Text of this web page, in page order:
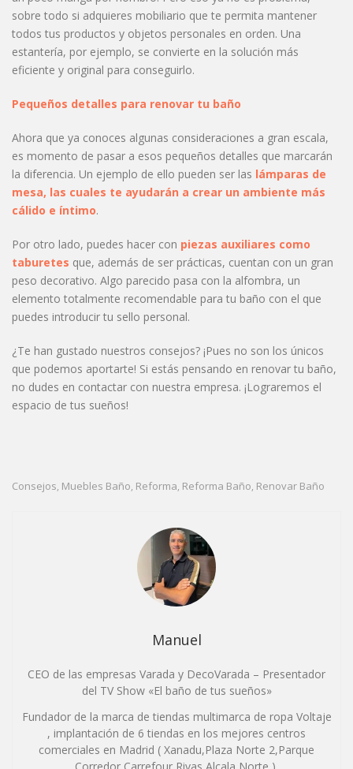
sobre todo si adquieres mobiliario que te permita mantener
todos tus productos y objetos personales en orden. Una
estantería, por ejemplo, se convierte en la solución más
eficiente y original para conseguirlo.
Pequeños detalles para renovar tu baño
Ahora que ya conoces algunas consideraciones a gran escala,
es momento de pasar a esos pequeños detalles que marcarán
la diferencia. Un ejemplo de ello pueden ser las lámparas de
mesa, las cuales te ayudarán a crear un ambiente más
cálido e íntimo.
Por otro lado, puedes hacer con piezas auxiliares como
taburetes que, además de ser prácticas, cuentan con un gran
peso decorativo. Algo parecido pasa con la alfombra, un
elemento totalmente recomendable para tu baño con el que
puedes introducir tu sello personal.
¿Te han gustado nuestros consejos? ¡Pues no son los únicos
que podemos aportarte! Si estás pensando en renovar tu baño,
no dudes en contactar con nuestra empresa. ¡Lograremos el
espacio de tus sueños!
Consejos, Muebles Baño, Reforma, Reforma Baño, Renovar Baño
Manuel
CEO de las empresas Varada y DecoVarada – Presentador
del TV Show «El baño de tus sueños»
Fundador de la marca de tiendas multimarca de ropa Voltaje
, implantación de 6 tiendas en los mejores centros
comerciales en Madrid ( Xanadu,Plaza Norte 2,Parque